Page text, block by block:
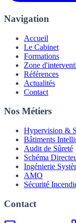
Navigation
Accueil
Le Cabinet
Formations
Zone
Références
Actualités
Contact
Nos Métiers
Hypervision &
Bâtiments
Audit de Sûreté
Schéma
Ingénierie
AMO
Sécurité
Contact